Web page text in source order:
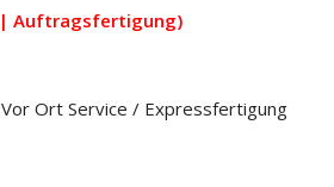
| Auftragsfertigung)
Ort Service / Expressfertigung